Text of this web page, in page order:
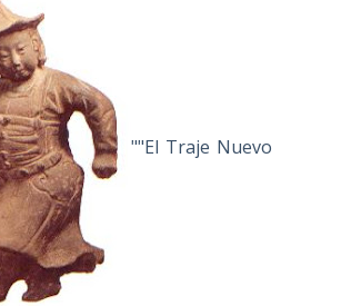
""El Traje Nuevo